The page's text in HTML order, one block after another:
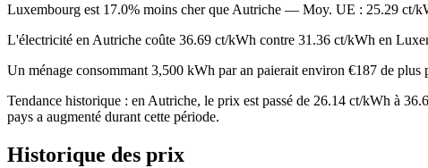
Luxembourg est 17.0% moins cher que Autriche — Moy. UE : 25.29 ct/
L'électricité en Autriche coûte 36.69 ct/kWh contre 31.36 ct/kWh en
Un ménage consommant 3,500 kWh par an paierait environ €187 de
Tendance historique : en Autriche, le prix est passé de 26.14 ct/kWh à
pays a augmenté durant cette période.
Historique des prix